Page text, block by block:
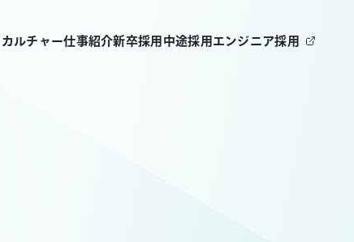
カルチャー仕事紹介新卒採用 中途採用 エンジニア採用